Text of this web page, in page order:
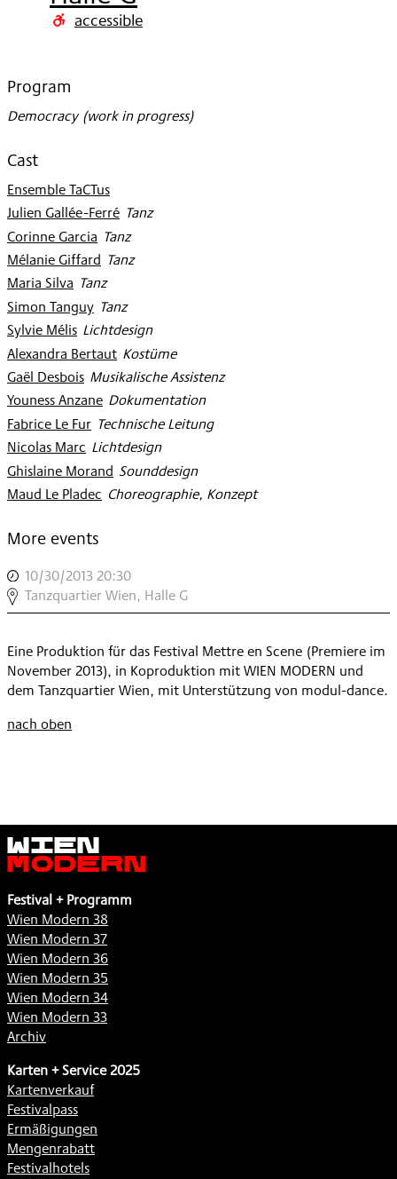
2013 accessible
Program
Democracy (work in progress)
Cast
Ensemble TaCTus
Julien Gallée-Ferré
: Tanz
Corinne Garcia: Tanz
Mélanie Giffard: Tanz
Maria Silva: Tanz
Simon Tanguy
: Tanz
Sylvie Mélis
: Lichtdesign
Alexandra Bertaut
: Kostüme
Gaël Desbois
: Musikalische Assistenz
Youness Anzane
: Dokumentation
Fabrice Le Fur
: Technische Leitung
Nicolas Marc: Lichtdesign
Ghislaine Morand: Sounddesign
Maud Le Pladec: Choreographie, Konzept
More events
10/30/2013 20:30
DEMOCRACY
(WORK
PROGRESS)
,
Tanzquartier Wien, Halle G
Eine Produktion für das Festival Mettre en Scene (Premiere im
November 2013), in Koproduktion mit WIEN MODERN und
dem Tanzquartier Wien, mit Unterstützung von modul-dance.
nach oben
Wien
Modern
Festival + Programm
Wien Modern 38
Wien Modern 37
Wien Modern 36
Wien Modern 35
Wien Modern 34
Wien Modern 33
Archiv
Karten + Service 2025
Kartenverkauf
Festivalpass
Ermäßigungen
Mengenrabatt
Festivalhotels